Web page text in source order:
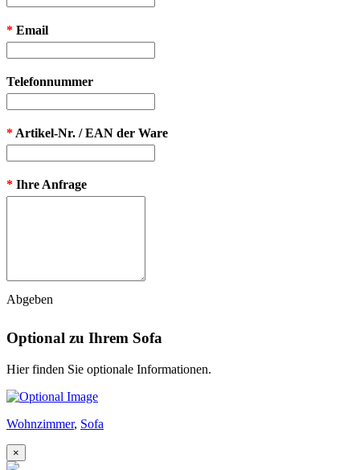
* Email
Telefonnummer
* Artikel-Nr. / EAN der Ware
* Ihre Anfrage
Abgeben
Optional zu Ihrem Sofa
Hier finden Sie optionale Informationen.
Wohnzimmer, Sofa
×